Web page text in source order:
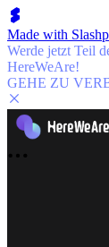
Made with
Werde jetzt Teil
HereWeAre!
GEHE ZU